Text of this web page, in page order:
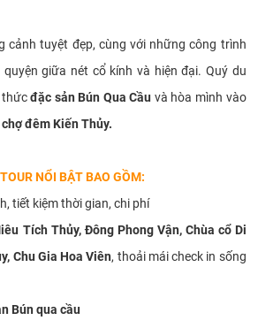
cảnh tuyệt đẹp, cùng với những công trình
giữa nét cổ kính và hiện đại. Quý du
thứcđặc sản Bún Qua Cầu và hòa mình vào
chợ đêm Kiến Thủy.
NỔI BẬT BAO GỒM:
tiết kiệm thời gian, chi phí
Tích Thủy, Đông Phong Vận, Chùa cổ Di
Chu Gia Hoa Viên, thoải mái check in sống
Bún qua cầu